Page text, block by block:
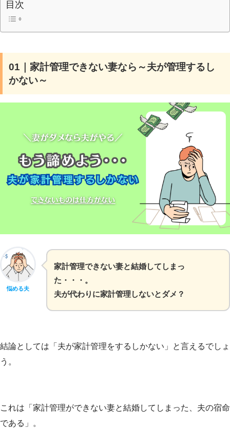
目次
01｜家計管理できない妻なら～夫が管理するし
かない～
悩める夫
家計管理できない妻と結婚してしまっ
た・・・。
夫が代わりに家計管理しないとダメ？
結論としては「夫が家計管理をするしかない」と言えるでしょ
う。
これは「家計管理ができない妻と結婚してしまった、夫の宿命
である」。